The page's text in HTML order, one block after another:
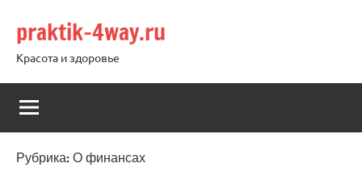
содержимому
praktik-4way.ru
Красота и здоровье
Рубрика:О финансах